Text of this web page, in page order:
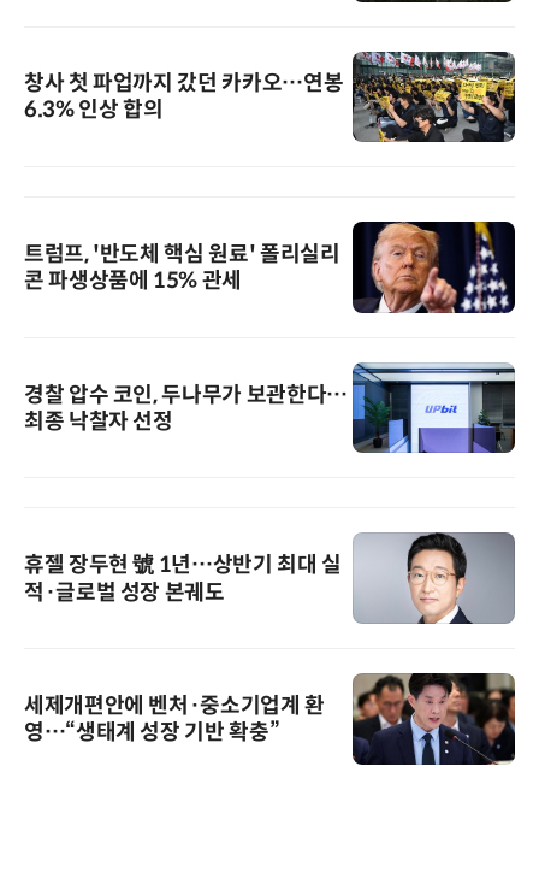
창사 첫 파업까지 갔던 카카오…연봉
6.3% 인상 합의
트럼프, '반도체 핵심 원료' 폴리실리
콘 파생상품에 15% 관세
경찰 압수 코인, 두나무가 보관한다…
최종 낙찰자 선정
휴젤 장두현 號 1년…상반기 최대 실
적·글로벌 성장 본궤도
세제개편안에 벤처·중소기업계 환
영…“생태계 성장 기반 확충”